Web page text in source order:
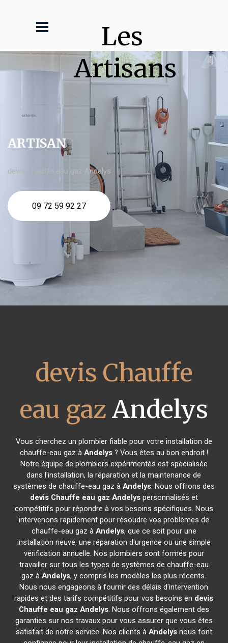
Les
Artisans
ARTISAN
devis Chauffe eau gaz Andelys
09 72 59 92 27
devis Chauffe
eau gaz Andelys
Vous cherchez un plombier fiable pour votre installation de
chauffe-eau gaz à Andelys? Vous êtes au bon endroit !
Notre équipe de plombiers expérimentés est spécialisée
dans l'installation, la réparation et la maintenance de
systèmes de chauffe-eau gaz à Andelys. Nous offrons des
devis Chauffe eau gaz Andelyspersonnalisés et
compétitifs pour répondre à vos besoins spécifiques. Nous
intervenons rapidement pour résoudre vos problèmes de
chauffe-eau gaz à Andelys, que ce soit pour une
installation neuve, une réparation d'urgence ou une simple
vérification annuelle. Nos plombiers sont formés pour
travailler sur tous les types de systèmes de chauffe-eau
gaz àAndelys, y compris les modèles les plus récents.
Nous nous engageons à fournir des délais d'intervention
rapides et des tarifs compétitifs pour vos besoins en devis
Chauffe eau gaz Andelys. Nous offrons également des
garanties sur nos travaux pour vous assurer que vous êtes
satisfait de notre service. Nos clients à Andelysnous font